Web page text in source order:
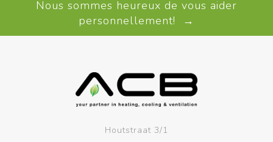
Nous sommes heureux de vous aider
personnellement! →
Houtstraat 3/1